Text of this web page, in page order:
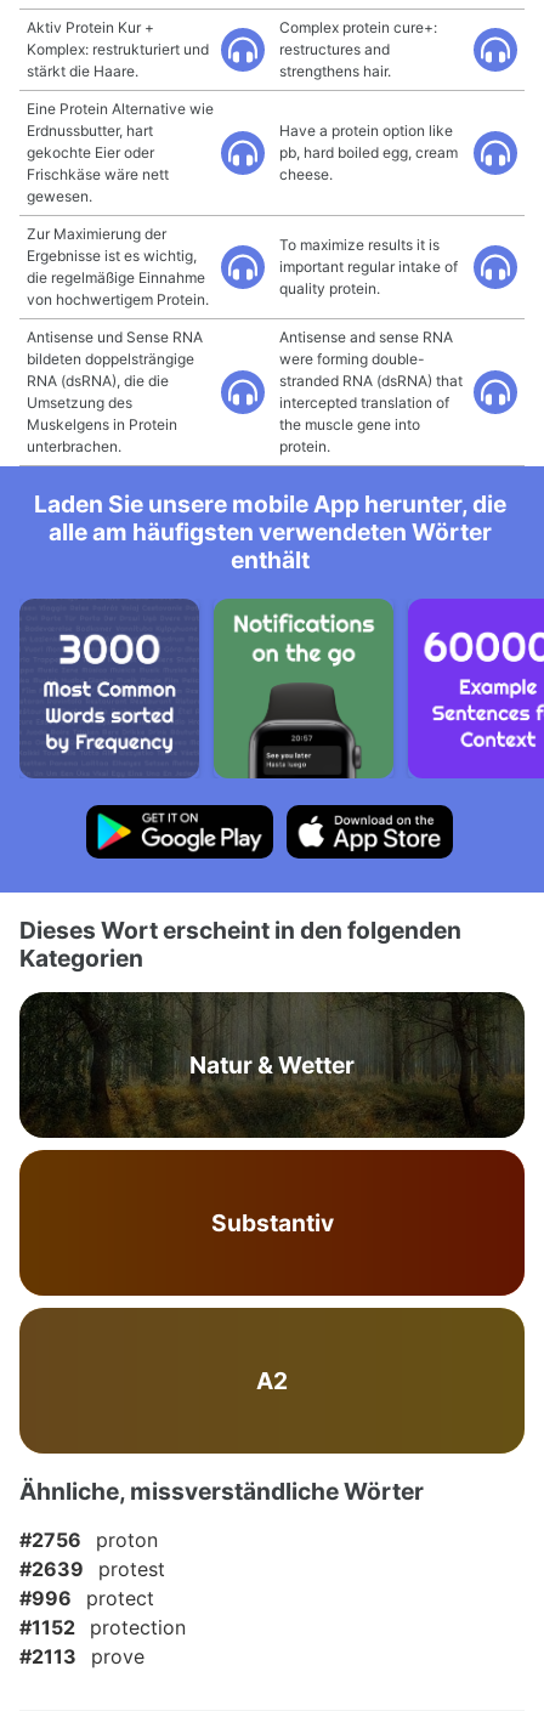
Aktiv Protein Kur +
Komplex: restrukturiert und
stärkt die Haare.
Complex protein cure+:
restructures and
strengthens hair.
Eine Protein Alternative wie
Erdnussbutter, hart
gekochte Eier oder
Frischkäse wäre nett
gewesen.
Have a protein option like
pb, hard boiled egg, cream
cheese.
Zur Maximierung der
Ergebnisse ist es wichtig,
die regelmäßige Einnahme
von hochwertigem Protein.
To maximize results it is
important regular intake of
quality protein.
Antisense und Sense RNA
bildeten doppelsträngige
RNA (dsRNA), die die
Umsetzung des
Muskelgens in Protein
unterbrachen.
Antisense and sense RNA
were forming double-
stranded RNA (dsRNA) that
intercepted translation of
the muscle gene into
protein.
Laden Sie unsere mobile App herunter, die
alle am häufigsten verwendeten Wörter
enthält
Dieses Wort erscheint in den folgenden
Kategorien
Natur & Wetter
Substantiv
A2
Ähnliche, missverständliche Wörter
#2756
proton
#2639
protest
#996
protect
#1152
protection
#2113
prove